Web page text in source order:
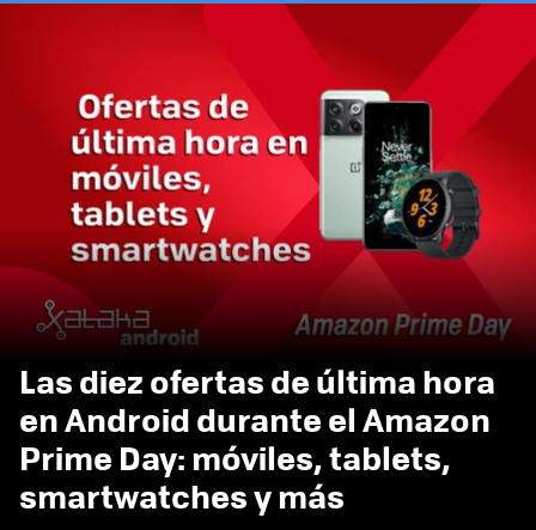
Las diez ofertas de última hora
en Android durante el Amazon
Prime Day: móviles, tablets,
smartwatches y más